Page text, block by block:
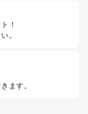
！
。
ます。